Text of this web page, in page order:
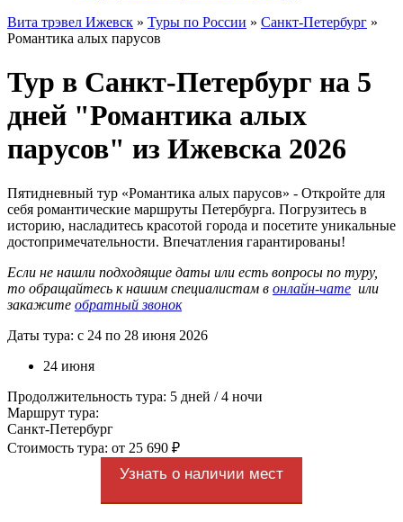
Вита трэвел Ижевск » Туры по России » Санкт-Петербург »
Романтика алых парусов
Тур в Санкт-Петербург на 5
дней "Романтика алых
парусов" из Ижевска 2026
Пятидневный тур «Романтика алых парусов» - Откройте для
себя романтические маршруты Петербурга. Погрузитесь в
историю, насладитесь красотой города и посетите уникальные
достопримечательности. Впечатления гарантированы!
Если не нашли подходящие даты или есть вопросы по туру,
то обращайтесь к нашим специалистам в онлайн-чате или
закажите обратный звонок
Даты тура: с 24 по 28 июня 2026
24 июня
Продолжительность тура: 5 дней / 4 ночи
Маршрут тура:
Санкт-Петербург
Стоимость тура: от 25 690 ₽
Узнать о наличии мест